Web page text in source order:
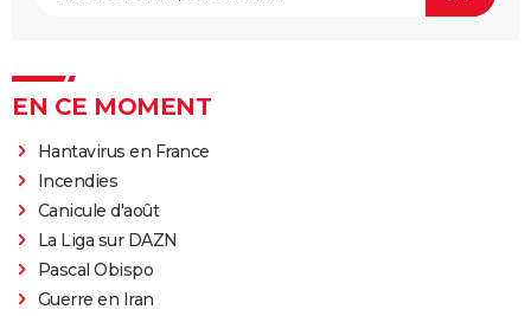
EN CE MOMENT
Hantavirus en France
Incendies
Canicule d'août
La Liga sur DAZN
Pascal Obispo
Guerre en Iran